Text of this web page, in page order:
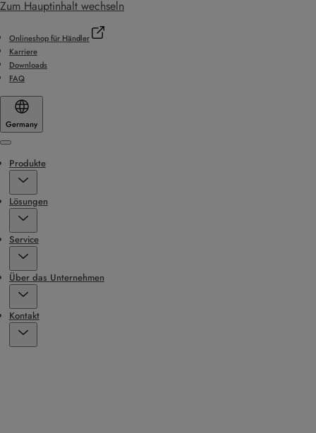
Zum Hauptinhalt wechseln
Onlineshop für Händler
Karriere
Downloads
FAQ
Germany
Menu
Produkte
Lösungen
Service
Über das Unternehmen
Kontakt